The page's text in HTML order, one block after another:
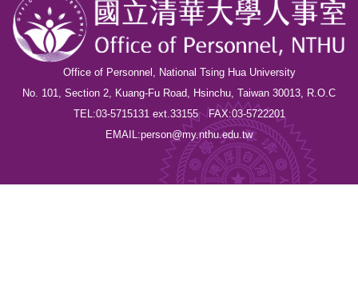
Office of Personnel, National Tsing Hua University
No. 101, Section 2, Kuang-Fu Road, Hsinchu, Taiwan 30013, R.O.C
TEL:03-5715131 ext.33155 FAX:03-5722201
EMAIL:person@my.nthu.edu.tw